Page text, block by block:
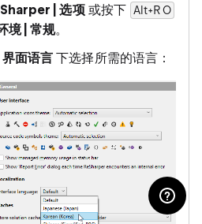
| 选项或按下 Alt+R O
境 | 常规。
界面语言 下选择所需的语言：